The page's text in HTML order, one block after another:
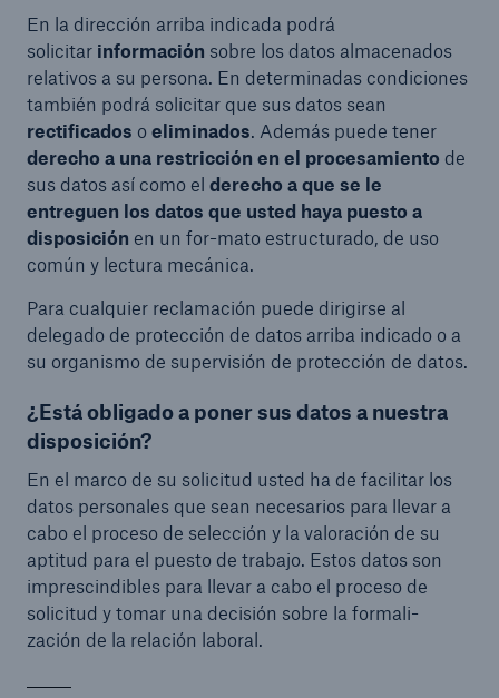
En la dirección arriba indicada podrá
solicitar información sobre los datos almacenados
relativos a su persona. En determinadas condiciones
también podrá solicitar que sus datos sean
rectificados oeliminados. Además puede tener
derecho a una restricción en el procesamiento de
sus datos así como el derecho a que se le
entreguen los datos que usted haya puesto a
disposición en un for-mato estructurado, de uso
común y lectura mecánica.
Para cualquier reclamación puede dirigirse al
delegado de protección de datos arriba indicado o a
su organismo de supervisión de protección de datos.
¿Está obligado a poner sus datos a nuestra
disposición?
En el marco de su solicitud usted ha de facilitar los
datos personales que sean necesarios para llevar a
cabo el proceso de selección y la valoración de su
aptitud para el puesto de trabajo. Estos datos son
imprescindibles para llevar a cabo el proceso de
solicitud y tomar una decisión sobre la formali-
zación de la relación laboral.